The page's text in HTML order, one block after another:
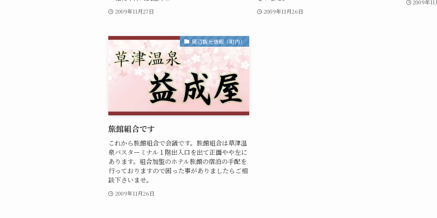
2009年11月27日 2009年11月26日
2009年11
周辺観光情報（町内）
旅館組合です
これから旅館組合で会議です。旅館組合は草津温
泉バスターミナル１階出入口を出て正面やや左に
あります。組合加盟のホテル旅館の宿泊の手配を
行っておりますので困った事がありましたらご相
談下さいませ。
2009年11月26日